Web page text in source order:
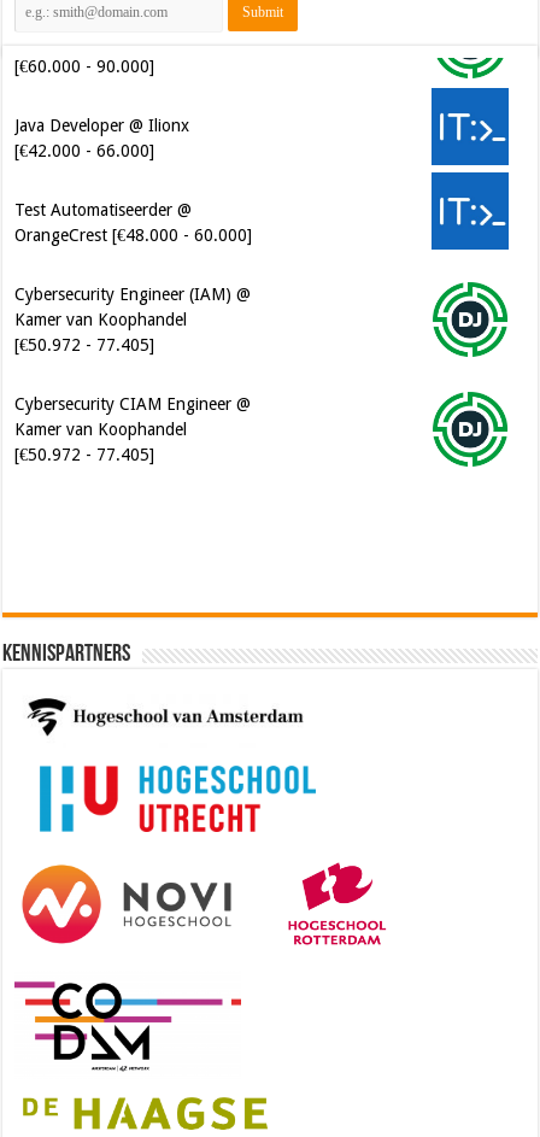
[€60.000 - 90.000]
Java Developer @ Ilionx
Test Automatiseerder @
Cybersecurity Engineer (IAM) @
[€50.972 - 77.405]
Cybersecurity CIAM Engineer @
[€50.972 - 77.405]
Kennispartners